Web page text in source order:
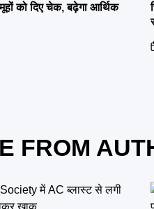
को दिए चेक, बढ़ेगा आर्थिक
FROM